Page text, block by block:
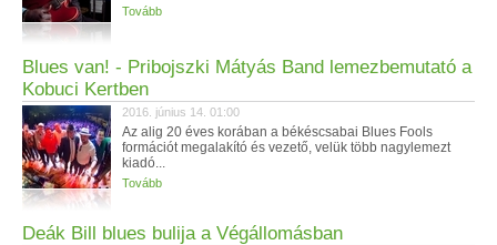
Tovább
Blues van! - Pribojszki Mátyás Band lemezbemutató a
Kobuci Kertben
2016. június 14. 01:00
Az alig 20 éves korában a békéscsabai Blues Fools
formációt megalakító és vezető, velük több nagylemezt
kiadó...
Tovább
Deák Bill blues bulija a Végállomásban